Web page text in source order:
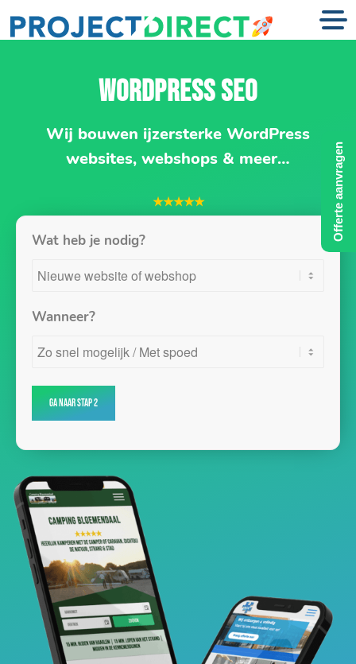
WORDPRESS SEO
Wij bouwen ijzersterke WordPress
websites, webshops & meer…
★★★★★
Wat heb je nodig?
Wanneer?
Offerte aanvragen